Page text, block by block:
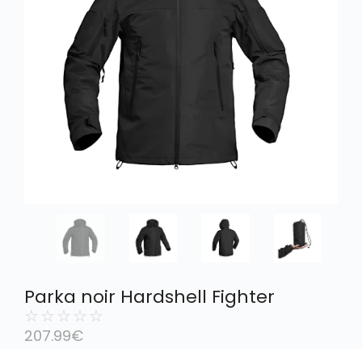
Parka noir Hardshell Fighter
☆ ☆ ☆ ☆ ☆
207.99€